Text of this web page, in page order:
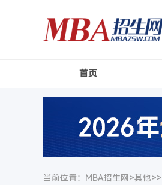
首页
当前位置：MBA招生网>其他>>